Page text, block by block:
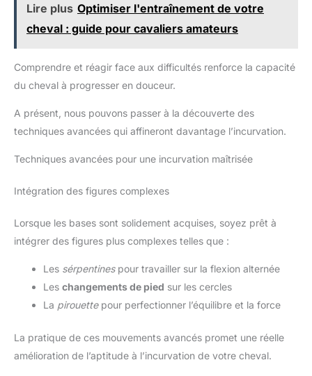
Lire plus Optimiser l'entraînement de votre
cheval : guide pour cavaliers amateurs
Comprendre et réagir face aux difficultés renforce la capacité
du cheval à progresser en douceur.
A présent, nous pouvons passer à la découverte des
techniques avancées qui affineront davantage l’incurvation.
Techniques avancées pour une incurvation maîtrisée
Intégration des figures complexes
Lorsque les bases sont solidement acquises, soyez prêt à
intégrer des figures plus complexes telles que :
Les sérpentinespour travailler sur la flexion alternée
Les changements de pied sur les cercles
La pirouettepour perfectionner l’équilibre et la force
La pratique de ces mouvements avancés promet une réelle
amélioration de l’aptitude à l’incurvation de votre cheval.